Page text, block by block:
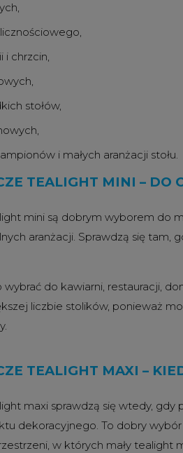
i chrzcin,
stołów,
i małych aranżacji stołu.
TEALIGHT MINI – DO
mini są dobrym wyborem do
aranżacji. Sprawdzą się tam,
do kawiarni, restauracji,
liczbie stolików, ponieważ
TEALIGHT MAXI –
maxi sprawdzą się wtedy,
dekoracyjnego. To dobry
w których mały tealight